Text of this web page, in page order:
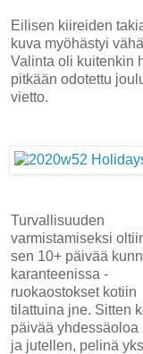
Eilisen kiireiden
kuva myöhästyi
Valinta oli kuitenkin
pitkään odotettu
vietto.
Turvallisuuden
varmistamiseksi
sen 10+ päivää
karanteenissa -
ruokaostokset kotiin
tilattuina jne. Sitten
päivää yhdessäoloa
ja jutellen, pelinä